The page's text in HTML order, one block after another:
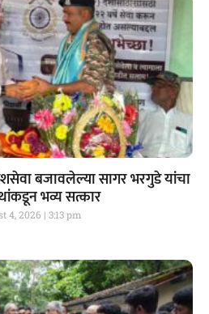
बजावलेल्या सागर भरगुडे यांचा
भव्य सत्कार
4, 2026 3:13 pm